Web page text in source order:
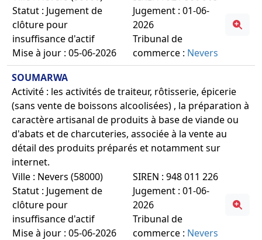
Statut : Jugement de
clôture pour
insuffisance d'actif
Mise à jour : 05-06-2026
Jugement : 01-06-
2026
Tribunal de
commerce : Nevers
SOUMARWA
Activité : les activités de traiteur, rôtisserie, épicerie
(sans vente de boissons alcoolisées) , la préparation à
caractère artisanal de produits à base de viande ou
d'abats et de charcuteries, associée à la vente au
détail des produits préparés et notamment sur
internet.
Ville : Nevers (58000)
Statut : Jugement de
clôture pour
insuffisance d'actif
Mise à jour : 05-06-2026
SIREN : 948 011 226
Jugement : 01-06-
2026
Tribunal de
commerce : Nevers